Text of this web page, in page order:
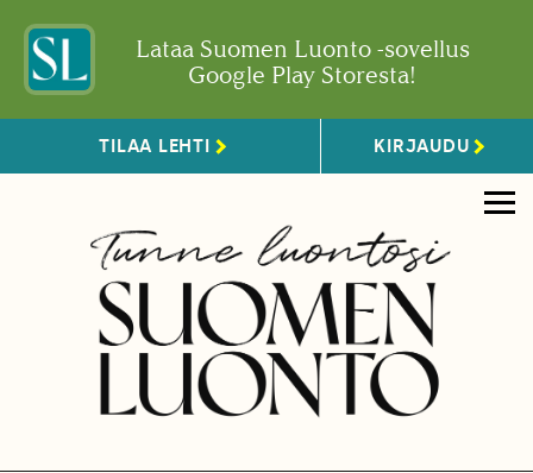
Lataa Suomen Luonto -sovellus
Google Play Storesta!
TILAA LEHTI KIRJAUDU